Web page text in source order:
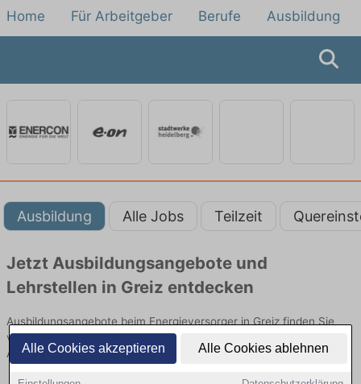
Alle Cookies akzeptieren Alle Cookies ablehnen
Home Für Arbeitgeber Berufe Ausbildung
Ausbildung Alle Jobs Teilzeit
Jetzt Ausbildungsangebote und
Lehrstellen in Greiz entdecken
Ausbildungsangebote beim Energieversorger in Greiz finden Sie
von namhaften Firmen. Entdecken Sie freie Optionen von Top-
Arbeitgebern und bewerben Sie sich noch heute.